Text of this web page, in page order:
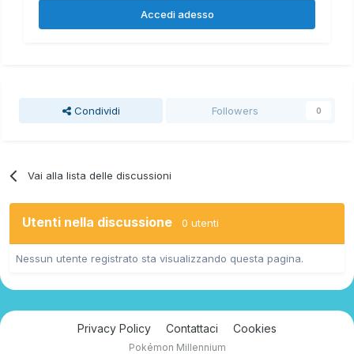
Accedi adesso
Condividi Followers 0
Vai alla lista delle discussioni
Utenti nella discussione 0 utenti
Nessun utente registrato sta visualizzando questa pagina.
Privacy Policy Contattaci Cookies
Pokémon Millennium